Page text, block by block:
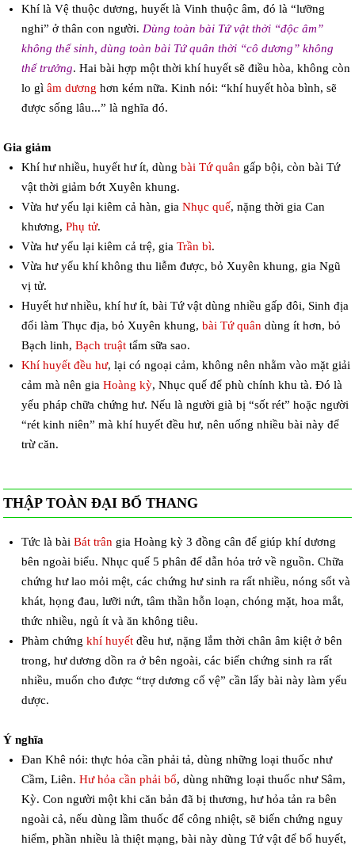
Khí là Vệ thuộc dương, huyết là Vinh thuộc âm, đó là “lưỡng
nghi” ở thân con người. Dùng toàn bài Tứ vật thời “độc âm”
không thể sinh, dùng toàn bài Tứ quân thời “cô dương” không
thể trưởng. Hai bài hợp một thời khí huyết sẽ điều hòa, không còn
lo gì âm dương hơn kém nữa. Kinh nói: “khí huyết hòa bình, sẽ
được sống lâu...” là nghĩa đó.
Gia giảm
Khí hư nhiều, huyết hư ít, dùng bài Tứ quângấp bội, còn bài Tứ
vật thời giảm bớt Xuyên khung.
Vừa hư yếu lại kiêm cả hàn, gia Nhục quế, nặng thời gia Can
khương, Phụ tử.
Vừa hư yếu lại kiêm cả trệ, gia Trần bì.
Vừa hư yếu khí không thu liễm được, bỏ Xuyên khung, gia Ngũ
vị tử.
Huyết hư nhiều, khí hư ít, bài Tứ vật dùng nhiều gấp đôi, Sinh địa
đổi làm Thục địa, bỏ Xuyên khung, bài Tứ quândùng ít hơn, bỏ
Bạch linh, Bạch truậttẩm sữa sao.
Khí huyết đều hư, lại có ngoại cảm, không nên nhằm vào mặt giải
cảm mà nên gia Hoàng kỳ, Nhục quế để phù chính khu tà. Đó là
yếu pháp chữa chứng hư. Nếu là người già bị “sốt rét” hoặc người
“rét kinh niên” mà khí huyết đều hư, nên uống nhiều bài này để
trừ căn.
THẬP TOÀN ĐẠI BỔ THANG
Tức là bài Bát trân gia Hoàng kỳ 3 đồng cân để giúp khí dương
bên ngoài biểu. Nhục quế 5 phân để dẫn hỏa trở về nguồn. Chữa
chứng hư lao mỏi mệt, các chứng hư sinh ra rất nhiều, nóng sốt và
khát, họng đau, lưỡi nứt, tâm thần hỗn loạn, chóng mặt, hoa mắt,
thức nhiều, ngủ ít và ăn không tiêu.
Phàm chứng khí huyếtđều hư, nặng lắm thời chân âm kiệt ở bên
trong, hư dương dồn ra ở bên ngoài, các biến chứng sinh ra rất
nhiều, muốn cho được “trợ dương cố vệ” cần lấy bài này làm yếu
dược.
Ý nghĩa
Đan Khê nói: thực hỏa cần phải tả, dùng những loại thuốc như
Cầm, Liên. Hư hỏa cần phải bổ, dùng những loại thuốc như Sâm,
Kỳ. Con người một khi căn bản đã bị thương, hư hỏa tản ra bên
ngoài cả, nếu dùng lầm thuốc để công nhiệt, sẽ biến chứng nguy
hiểm, phần nhiều là thiệt mạng, bài này dùng Tứ vật để bổ huyết,